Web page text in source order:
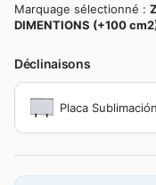
Marquage sélectionné :
DIMENTIONS (+100
Déclinaisons
Placa